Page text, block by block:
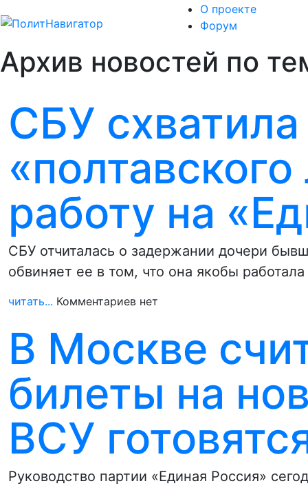
О проекте
Форум
Архив новостей по
СБУ
работу на
СБУ отчиталась о задержании дочери
обвиняет ее в том, что она якобы
читать... Комментариев нет
В Москве
билеты на
ВСУ
Руководство партии «Единая Россия»